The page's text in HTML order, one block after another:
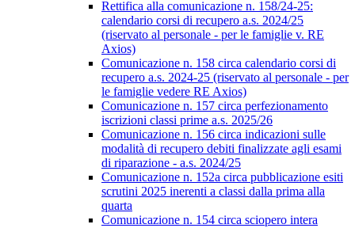
Rettifica alla comunicazione n. 158/24-25:
calendario corsi di recupero a.s. 2024/25
(riservato al personale - per le famiglie v. RE
Axios)
Comunicazione n. 158 circa calendario corsi di
recupero a.s. 2024-25 (riservato al personale - per
le famiglie vedere RE Axios)
Comunicazione n. 157 circa perfezionamento
iscrizioni classi prime a.s. 2025/26
Comunicazione n. 156 circa indicazioni sulle
modalità di recupero debiti finalizzate agli esami
di riparazione - a.s. 2024/25
Comunicazione n. 152a circa pubblicazione esiti
scrutini 2025 inerenti a classi dalla prima alla
quarta
Comunicazione n. 154 circa sciopero intera